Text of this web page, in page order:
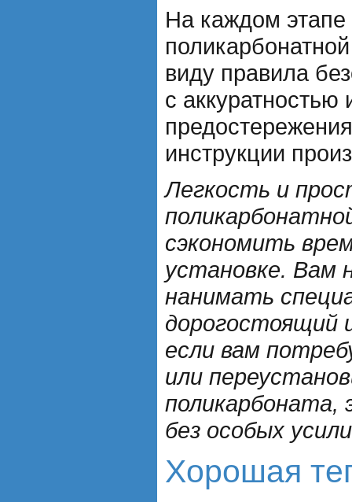
На каждом
виду правила
с
инструкции
Легкость и
сэкономить
установке. Вам
нанимать
дорогостоящий
если вам
или
поликарбоната,
без особых
Хорошая